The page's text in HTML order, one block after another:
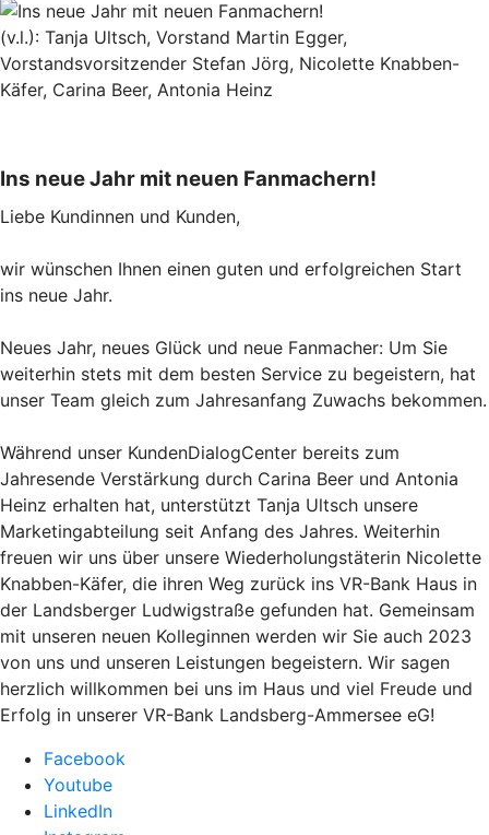
(v.l.): Tanja Ultsch, Vorstand Martin Egger,
Vorstandsvorsitzender Stefan Jörg, Nicolette Knabben-
Käfer, Carina Beer, Antonia Heinz
Ins neue Jahr mit neuen Fanmachern!
Liebe Kundinnen und Kunden,
wir wünschen Ihnen einen guten und erfolgreichen Start
ins neue Jahr.
Neues Jahr, neues Glück und neue Fanmacher: Um Sie
weiterhin stets mit dem besten Service zu begeistern, hat
unser Team gleich zum Jahresanfang Zuwachs bekommen.
Während unser KundenDialogCenter bereits zum
Jahresende Verstärkung durch Carina Beer und Antonia
Heinz erhalten hat, unterstützt Tanja Ultsch unsere
Marketingabteilung seit Anfang des Jahres. Weiterhin
freuen wir uns über unsere Wiederholungstäterin Nicolette
Knabben-Käfer, die ihren Weg zurück ins VR-Bank Haus in
der Landsberger Ludwigstraße gefunden hat. Gemeinsam
mit unseren neuen Kolleginnen werden wir Sie auch 2023
von uns und unseren Leistungen begeistern. Wir sagen
herzlich willkommen bei uns im Haus und viel Freude und
Erfolg in unserer VR-Bank Landsberg-Ammersee eG!
Facebook
Youtube
LinkedIn